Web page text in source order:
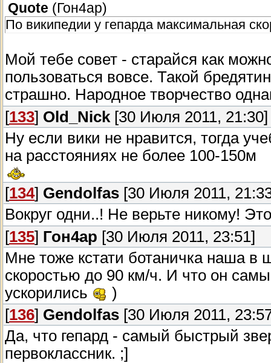
Quote ( Гон4ар)
По википедии у гепарда максимальная
Мой тебе совет - старайся как
пользоваться вовсе. Такой
страшно. Народное творчество
[133] Old_Nick [30 Июля 2011, 21:30]
Ну если вики не нравится, тогда
на расстояниях не более 100-150м
[134] Gendolfas [30 Июля 2011,
Вокруг одни..! Не верьте никому!
[135] Гон4ар [30 Июля 2011, 23:51]
Мне тоже кстати ботаничка наша в
скоростью до 90 км/ч. И что он
ускорились
)
[136] Gendolfas [30 Июля 2011,
Да, что гепард - самый быстрый
первоклассник. ;]